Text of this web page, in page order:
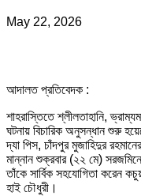
May 22, 2026
আদালত প্রতিবেদক :
শাহরাস্তিতে শ্লীলতাহানি,
ঘটনায় বিচারিক অনুসন্ধান শুরু
দ্যা পিস, চাঁদপুর মুজাহিদুর
মান্নান শুক্রবার (২২ মে)
তাঁকে সার্বিক সহযোগিতা করেন
হাই চৌধুরী।